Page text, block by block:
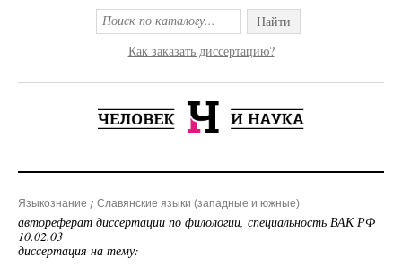
Найти
Как заказать диссертацию?
Языкознание Славянские языки (западные и южные)
автореферат диссертации по филологии, специальность ВАК РФ
10.02.03
диссертация на тему: